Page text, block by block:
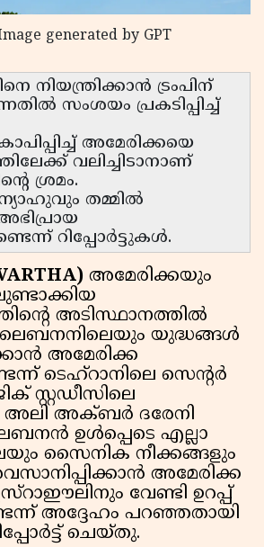
generated by GPT
നിയന്ത്രിക്കാൻ ട്രംപിന്
സംശയം പ്രകടിപ്പിച്ച്
അമേരിക്കയെ
വലിച്ചിടാനാണ്
ശ്രമം.
തമ്മിൽ
റിപ്പോർട്ടുകൾ.
അമേരിക്കയും
അടിസ്ഥാനത്തിൽ
ലെബനനിലെയും യുദ്ധങ്ങൾ
അമേരിക്ക
ടെഹ്‌റാനിലെ സെൻ്റർ
സ്റ്റഡീസിലെ
അക്ബർ ദരേനി
ഉൾപ്പെടെ എല്ലാ
സൈനിക നീക്കങ്ങളും
അമേരിക്ക
വേണ്ടി ഉറപ്പ്
അദ്ദേഹം പറഞ്ഞതായി
ചെയ്തു.